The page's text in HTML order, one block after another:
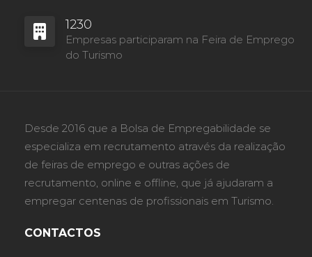
1230
Empresas participaram na Feira de Emprego
do Turismo
Desde 2016 que a Bolsa de Empregabilidade se
especializa em recrutamento através da realização
de feiras de emprego e outras ações de
recrutamento, online e offline, que já ajudaram a
empregar centenas de profissionais em Turismo.
CONTACTOS